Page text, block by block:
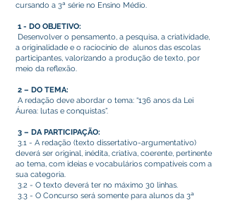
cursando a 3ª série no Ensino Médio.
1 - DO OBJETIVO:
Desenvolver o pensamento, a pesquisa, a criatividade,
a originalidade e o raciocínio de alunos das escolas
participantes, valorizando a produção de texto, por
meio da reflexão.
2 – DO TEMA:
A redação deve abordar o tema: “136 anos da Lei
Áurea: lutas e conquistas”.
3 – DA PARTICIPAÇÃO:
3.1 - A redação (texto dissertativo-argumentativo)
deverá ser original, inédita, criativa, coerente, pertinente
ao tema, com ideias e vocabulários compatíveis com a
sua categoria.
3.2 - O texto deverá ter no máximo 30 linhas.
3.3 - O Concurso será somente para alunos da 3ª